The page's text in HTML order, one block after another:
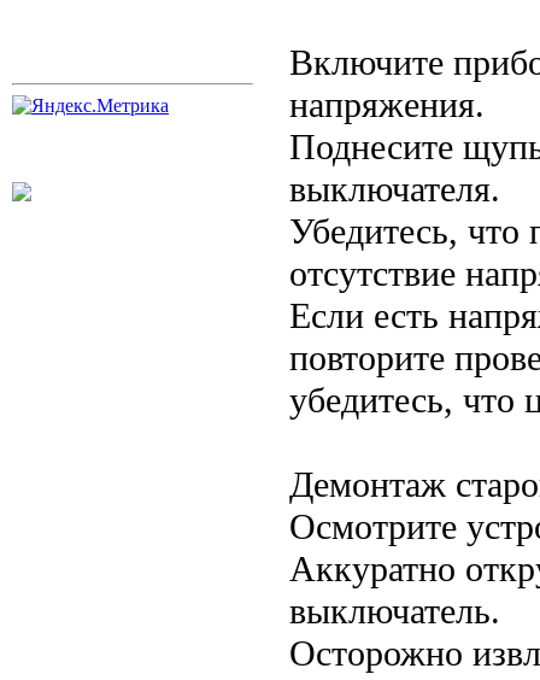
Включите
напряжения.
Поднесите
выключателя.
Убедитесь, что
отсутствие
Если есть
повторите
убедитесь, что
Демонтаж
Осмотрите
Аккуратно
выключатель.
Осторожно